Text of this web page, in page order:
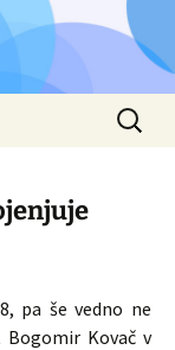
Išči:
pa še vedno ne
Kovač v